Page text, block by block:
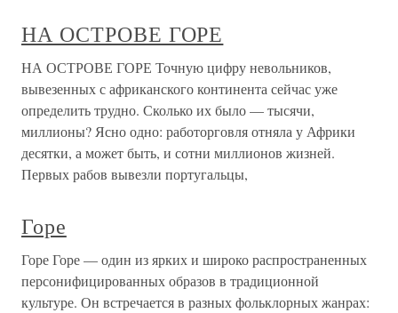
НА ОСТРОВЕ ГОРЕ
НА ОСТРОВЕ ГОРЕ Точную цифру невольников,
вывезенных с африканского континента сейчас уже
определить трудно. Сколько их было — тысячи,
миллионы? Ясно одно: работорговля отняла у Африки
десятки, а может быть, и сотни миллионов жизней.
Первых рабов вывезли португальцы,
Горе
Горе Горе — один из ярких и широко распространенных
персонифицированных образов в традиционной
культуре. Он встречается в разных фольклорных жанрах: